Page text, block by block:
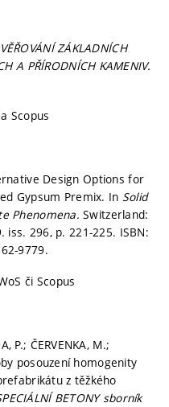
ZÁKLADNÍCH
A PŘÍRODNÍCH KAMENIV.
Scopus
Design Options for
Gypsum Premix. In Solid
Phenomena.Switzerland:
iss. 296, p. 221-225. ISBN:
9779.
či Scopus
P.; ČERVENKA, M.;
posouzení homogenity
z těžkého
BETONY sborník